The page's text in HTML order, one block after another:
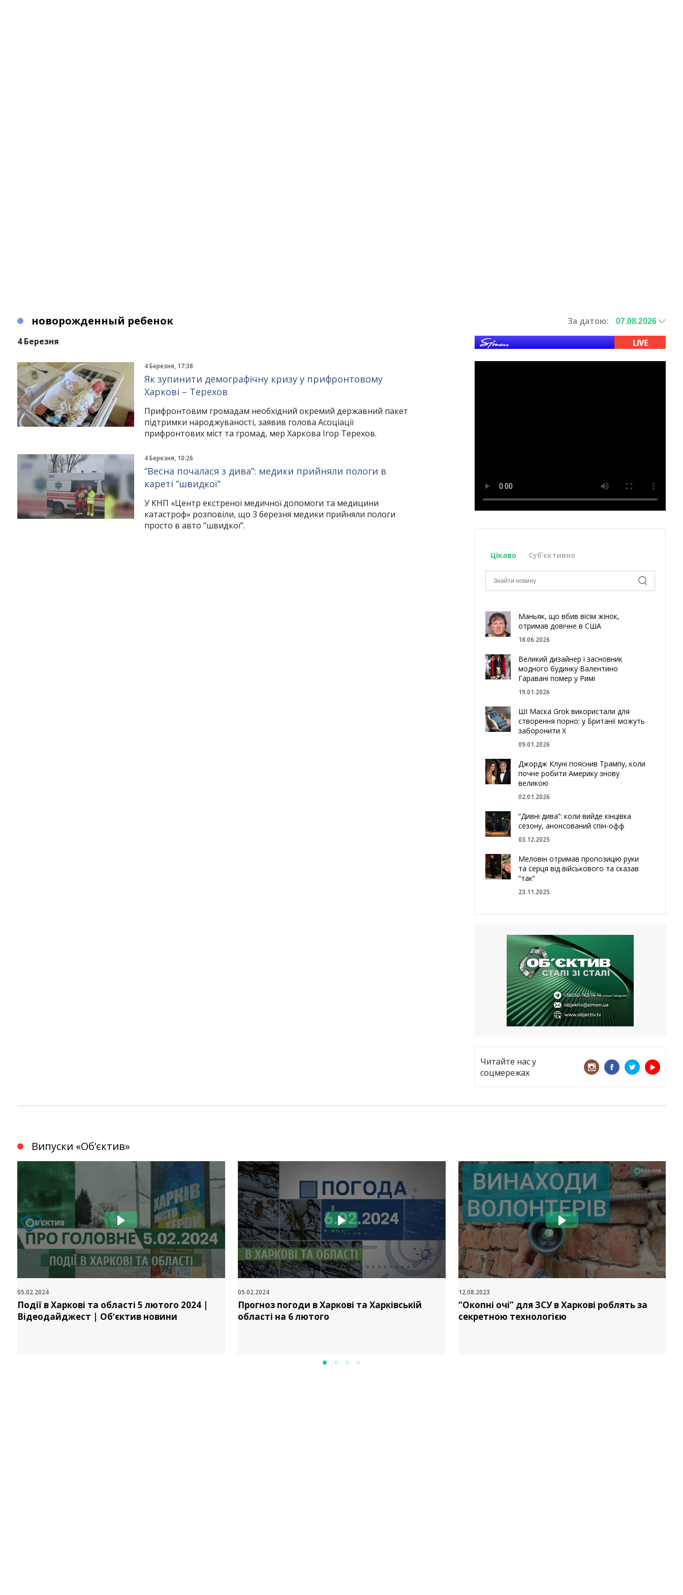
новорожденный ребенок
За датою:
4 Березня
4 Березня, 17:38
Як зупинити демографічну кризу у прифронтовому
Харкові – Терехов
Прифронтовим громадам необхідний окремий державний пакет
підтримки народжуваності, заявив голова Асоціації
прифронтових міст та громад, мер Харкова Ігор Терехов.
4 Березня, 10:26
“Весна почалася з дива”: медики прийняли пологи в
кареті “швидкої”
У КНП «Центр екстреної медичної допомоги та медицини
катастроф» розповіли, що 3 березня медики прийняли пологи
просто в авто “швидкої”.
Цікаво Субʼєктивно
Маньяк, що вбив вісім жінок,
отримав довічне в США
18.06.2026
Великий дизайнер і засновник
модного будинку Валентино
Гаравані помер у Римі
19.01.2026
ШІ Маска Grok використали для
створення порно: у Британії можуть
заборонити Х
09.01.2026
Джордж Клуні пояснив Трампу, коли
почне робити Америку знову
великою
02.01.2026
“Дивні дива”: коли вийде кінцівка
сезону, анонсований спін-офф
03.12.2025
Меловін отримав пропозицію руки
та серця від військового та сказав
“так”
23.11.2025
23.09.2025
Лікарі назвали спрей для носа, що
допоможе запобігти COVID-19 –
CNN
12.09.2025
Читайте нас у
соцмережах
Випуски «Обʼєктив»
05.02.2024
Події в Харкові та області 5 лютого 2024 |
Відеодайджест | Обʼєктив новини
05.02.2024
Прогноз погоди в Харкові та Харківській
області на 6 лютого
12.08.2023
“Окопні очі” для ЗСУ в Харкові роблять за
секретною технологією